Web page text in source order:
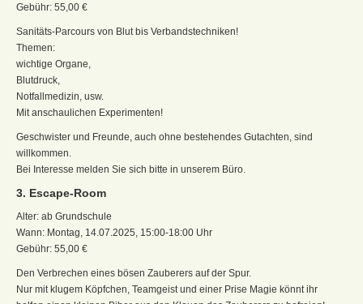
Gebühr: 55,00 €
Sanitäts-Parcours von Blut bis Verbandstechniken!
Themen:
wichtige Organe,
Blutdruck,
Notfallmedizin, usw.
Mit anschaulichen Experimenten!
Geschwister und Freunde, auch ohne bestehendes Gutachten, sind
willkommen.
Bei Interesse melden Sie sich bitte in unserem Büro.
3. Escape-Room
Alter: ab Grundschule
Wann: Montag, 14.07.2025, 15:00-18:00 Uhr
Gebühr: 55,00 €
Den Verbrechen eines bösen Zauberers auf der Spur.
Nur mit klugem Köpfchen, Teamgeist und einer Prise Magie könnt ihr